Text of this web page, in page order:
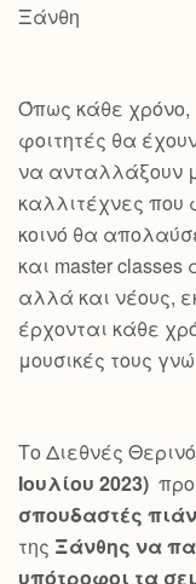
Ξάνθη
Όπως κάθε χρόνο,
φοιτητές θα
να ανταλλάξουν
καλλιτέχνες που
κοινό θα
και master classes
αλλά και νέους,
έρχονται κάθε
μουσικές τους
Το Διεθνές
Ιουλίου 2023)
σπουδαστές
της Ξάνθης να
υπότροφοι τα